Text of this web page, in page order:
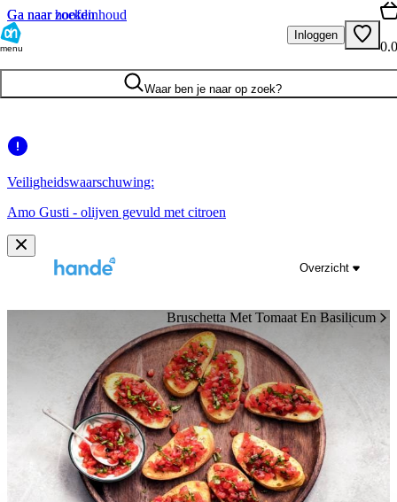
Ga naar hoofdinhoud
Ga naar zoeken
menu
Inloggen
Waar ben je naar op zoek?
Veiligheidswaarschuwing:
Amo Gusti - olijven gevuld met citroen
Overzicht
Bruschetta Met Tomaat En Basilicum